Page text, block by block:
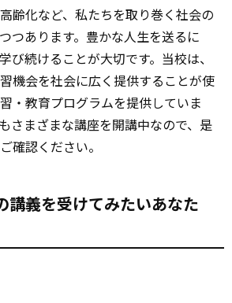
齢化など、私たちを取り巻く社会の
つあります。豊かな人生を送るに
び続けることが大切です。当校は、
機会を社会に広く提供することが使
・教育プログラムを提供していま
さまざまな講座を開講中なので、是
確認ください。
講義を受けてみたいあなた